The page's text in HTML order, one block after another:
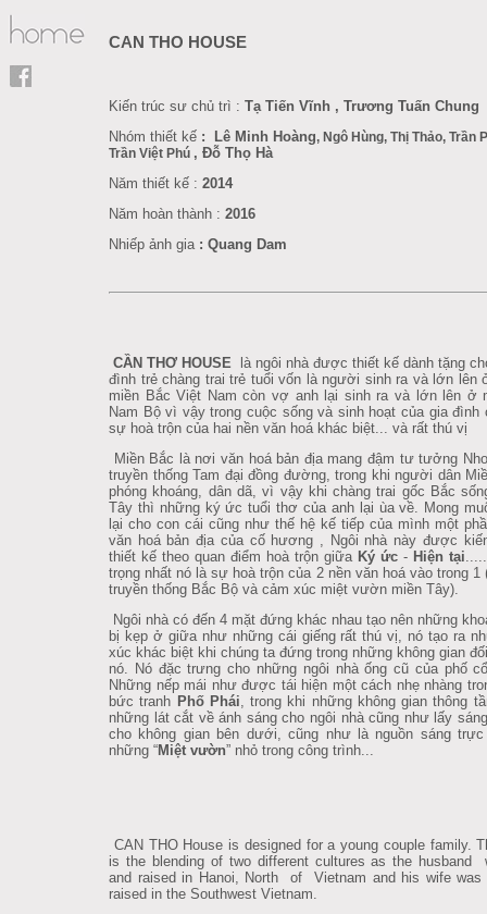
CAN THO HOUSE
Kiến trúc sư chủ trì : Tạ Tiến Vĩnh , Trương Tuấn Chung
Nhóm thiết kế : Lê Minh Hoàng, Ngô Hùng, Thị Thảo, Trần
Trần Việt Phú , Đỗ Thọ Hà
Năm thiết kế : 2014
Năm hoàn thành : 2016
Nhiếp ảnh gia: Quang Dam
CẦN THƠ HOUSE là ngôi nhà được thiết kế dành tặng
đình trẻ chàng trai trẻ tuổi vốn là người sinh ra và lớn lên
miền Bắc Việt Nam còn vợ anh lại sinh ra và lớn lên ở
Nam Bộ vì vậy trong cuộc sống và sinh hoạt của gia đình
sự hoà trộn của hai nền văn hoá khác biệt... và rất thú vị
Miền Bắc là nơi văn hoá bản địa mang đậm tư tưởng
truyền thống Tam đại đồng đường, trong khi người dân
phóng khoáng, dân dã, vì vậy khi chàng trai gốc Bắc
Tây thì những ký ức tuổi thơ của anh lại ùa về. Mong
lại cho con cái cũng như thế hệ kế tiếp của mình một
văn hoá bản địa của cố hương , Ngôi nhà này được
thiết kế theo quan điểm hoà trộn giữa Ký ức - Hiện tại
trọng nhất nó là sự hoà trộn của 2 nền văn hoá vào trong 1
truyền thống Bắc Bộ và cảm xúc miệt vườn miền Tây).
Ngôi nhà có đến 4 mặt đứng khác nhau tạo nên những
bị kẹp ở giữa như những cái giếng rất thú vị, nó tạo ra
xúc khác biệt khi chúng ta đứng trong những không gian
nó. Nó đặc trưng cho những ngôi nhà ống cũ của phố
Những nếp mái như được tái hiện một cách nhẹ nhàng
bức tranh Phố Phái , trong khi những không gian thông
những lát cắt về ánh sáng cho ngôi nhà cũng như lấy
cho không gian bên dưới, cũng như là nguồn sáng
những “Miệt vườn” nhỏ trong công trình...
CAN THO House is designed for a young couple family.
is the blending of two different cultures as the husband
and raised in Hanoi, North of Vietnam and his wife was
raised in the Southwest Vietnam.